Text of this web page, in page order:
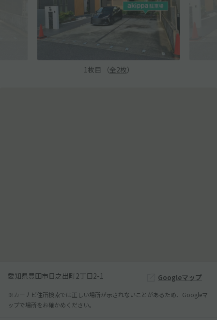
1 枚目 （全2枚）
愛知県豊田市日之出町2丁目2-1 Googleマップ
※カーナビ住所検索では正しい場所が示されないことがあるため、Googleマ
ップで場所をお確かめください。